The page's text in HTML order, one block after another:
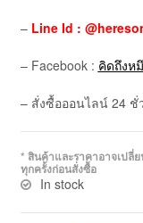
– Line Id :
– Facebook : คิดถึงห
– สั่งซื้อออนไลน์ 24 ชั่
* สินค้าและราคาอาจเปลี่
ทุกครั้งก่อนสั่งซื้อ
In stock